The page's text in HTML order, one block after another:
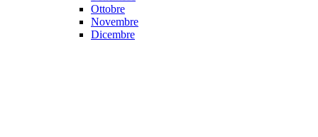
Ottobre
Novembre
Dicembre